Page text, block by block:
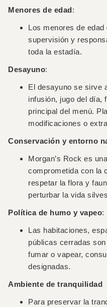
Menores de edad :
Los menores de
supervisión y
toda la estadía.
Desayuno:
El desayuno se sirve
infusión, jugo del día,
principal del menú.
modificaciones o
Conservación y entorno
Morgan’s Rock es
comprometida con la
respetar la flora y
perturbar la vida
Política de humo y vapeo:
Las habitaciones,
públicas cerradas
fumar o vapear,
designadas.
Ambiente de tranquilidad
Para preservar la